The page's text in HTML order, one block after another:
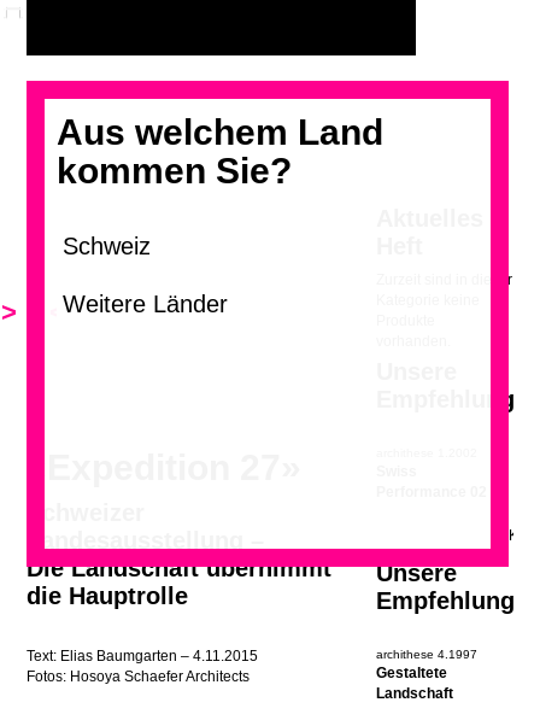
Aus welchem Land
kommen Sie?
<
>
Die Landschaft übernimmt
die Hauptrolle
Text: Elias Baumgarten – 4.11.2015
Fotos: Hosoya Schaefer Architects
Zurzeit sind in dieser
Empfehlung
Unsere
Empfehlung
archithese 4.1997
Gestaltete
Landschaft